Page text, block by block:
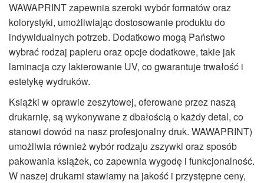
WAWAPRINT zapewnia szeroki wybór formatów oraz
kolorystyki, umożliwiając dostosowanie produktu do
indywidualnych potrzeb. Dodatkowo mogą Państwo
wybrać rodzaj papieru oraz opcje dodatkowe, takie jak
laminacja czy lakierowanie UV, co gwarantuje trwałość i
estetykę wydruków.
Książki w oprawie zeszytowej, oferowane przez naszą
drukarnię, są wykonywane z dbałością o każdy detal, co
stanowi dowód na nasz profesjonalny druk. WAWAPRINT)
umożliwia również wybór rodzaju zszywki oraz sposób
pakowania książek, co zapewnia wygodę i funkcjonalność.
W naszej drukarni stawiamy na jakość i przystępne ceny,